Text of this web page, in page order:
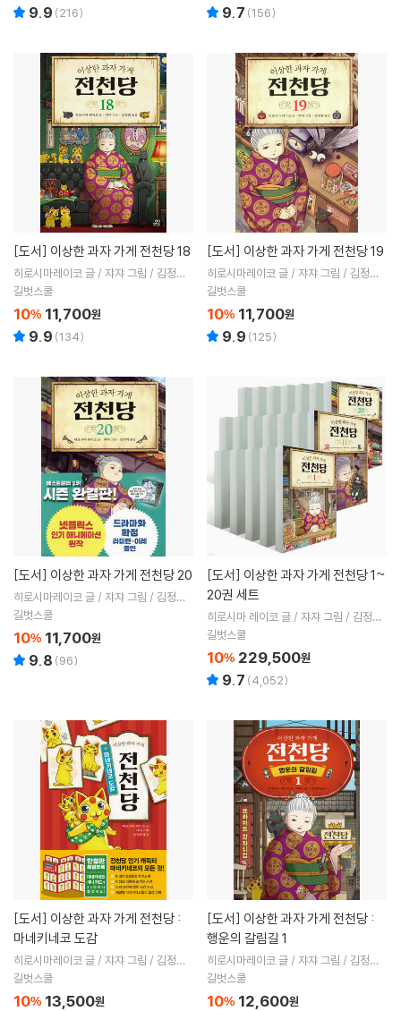
9.9 (216) 9.7 (156)
[도서] 이상한 과자 가게 전천당 18
히로시마레이코 글 / 쟈쟈 그림 / 김정화
역
길벗스쿨
10% 11,700원
9.9 (134)
[도서] 이상한 과자 가게 전천당 19
히로시마레이코 글 / 쟈쟈 그림 / 김정화
역
길벗스쿨
10% 11,700원
9.9 (125)
[도서] 이상한 과자 가게 전천당 20
히로시마레이코 글 / 쟈쟈 그림 / 김정화
역
길벗스쿨
10% 11,700원
9.8 (96)
[도서]
20권 세트
히로시마 레이코 글 / 쟈쟈 그림 / 김정화
역
길벗스쿨
10% 229,500원
9.7 (4,052)
[도서]
마네키네코 도감
히로시마레이코 글 / 쟈쟈 그림 / 김정화
역
길벗스쿨
10% 13,500원
[도서]
행운의 갈림길 1
히로시마레이코 글 / 쟈쟈 그림 / 김정화
역
길벗스쿨
10% 12,600원